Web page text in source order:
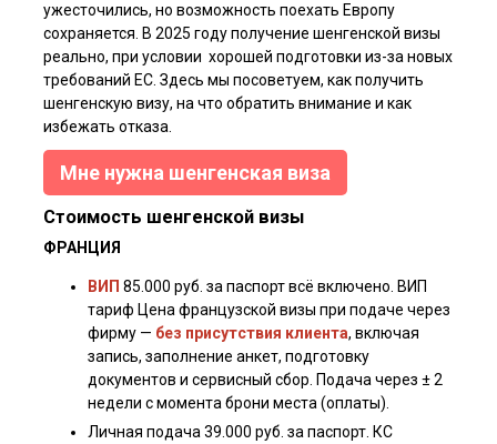
ужесточились, но возможность поехать Европу
сохраняется. В 2025 году получение шенгенской визы
реально, при условии хорошей подготовки из-за новых
требований ЕС. Здесь мы посоветуем, как получить
шенгенскую визу, на что обратить внимание и как
избежать отказа.
Мне нужна шенгенская виза
Стоимость шенгенской визы
ФРАНЦИЯ
ВИП 85.000 руб. за паспорт всё включено. ВИП
тариф Цена французской визы при подаче через
фирму — без присутствия клиента, включая
запись, заполнение анкет, подготовку
документов и сервисный сбор. Подача через ± 2
недели с момента брони места (оплаты).
Личная подача 39.000 руб. за паспорт. КС